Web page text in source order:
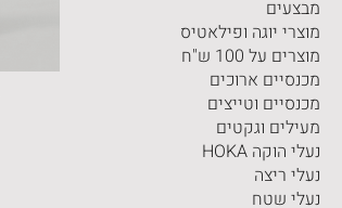
מבצעים
מוצרי יוגה ופילאטיס
מוצרים על 100 ש"ח
מכנסיים ארוכים
מכנסיים וטייצים
מעילים וגקטים
נעלי הוקה HOKA
נעלי ריצה
נעלי שטח